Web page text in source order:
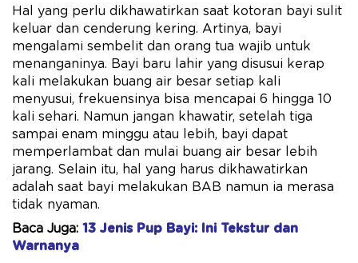
Hal yang perlu dikhawatirkan saat kotoran bayi sulit
keluar dan cenderung kering. Artinya, bayi
mengalami sembelit dan orang tua wajib untuk
menanganinya. Bayi baru lahir yang disusui kerap
kali melakukan buang air besar setiap kali
menyusui, frekuensinya bisa mencapai 6 hingga 10
kali sehari. Namun jangan khawatir, setelah tiga
sampai enam minggu atau lebih, bayi dapat
memperlambat dan mulai buang air besar lebih
jarang. Selain itu, hal yang harus dikhawatirkan
adalah saat bayi melakukan BAB namun ia merasa
tidak nyaman.
Baca Juga: 13 Jenis Pup Bayi: Ini Tekstur dan
Warnanya